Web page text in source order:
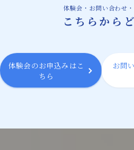
膝の痛みに対して確かな
微弱電流治療機器
微弱電流治療機器による
スタッフ紹介
体験会・お問い合わせ
こちらから
体験会のお申込みはこ
ちら
お問